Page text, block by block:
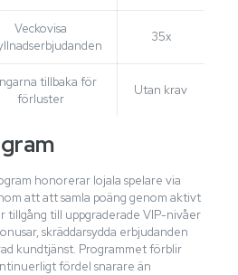
Veckovisa
35x
tillbaka för
förluster
Utan krav
honorerar lojala spelare via
att att samla poäng genom aktivt
tillgång till uppgraderade VIP-nivåer
skräddarsydda erbjudanden
kundtjänst. Programmet förblir
fördel snarare än